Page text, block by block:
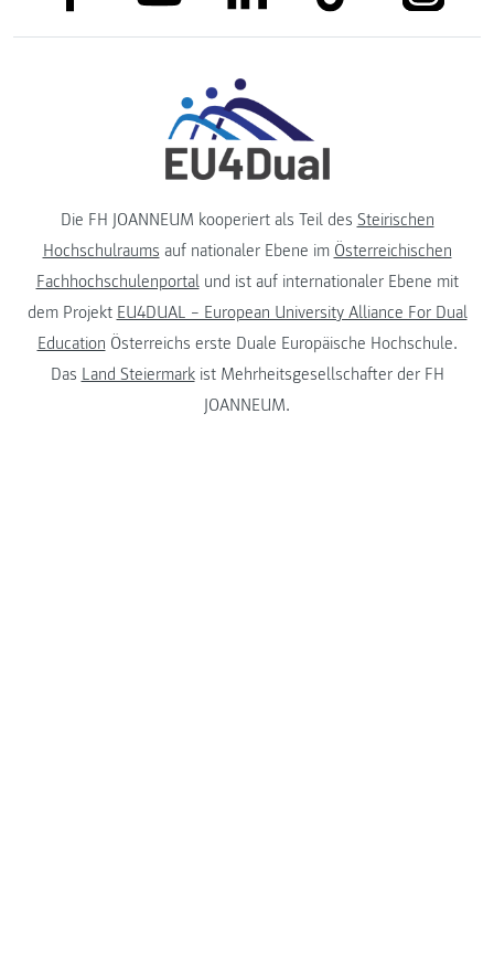
Die FH JOANNEUM kooperiert als Teil des Steirischen
Hochschulraums auf nationaler Ebene im Österreichischen
Fachhochschulenportalund ist auf internationaler Ebene mit
dem Projekt EU4DUAL – European University Alliance For Dual
Education Österreichs erste Duale Europäische Hochschule.
Das Land Steiermarkist Mehrheitsgesellschafter der FH
JOANNEUM.